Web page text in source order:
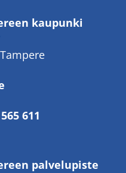
kaupunki
611
palvelupiste